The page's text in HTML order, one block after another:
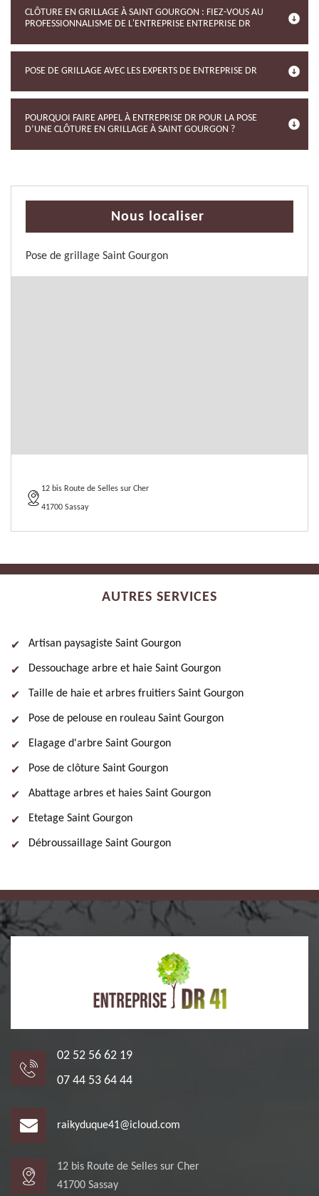
CLÔTURE EN GRILLAGE À SAINT GOURGON : FIEZ-VOUS AU
PROFESSIONNALISME DE L'ENTREPRISE ENTREPRISE DR
POSE DE GRILLAGE AVEC LES EXPERTS DE ENTREPRISE DR
POURQUOI FAIRE APPEL À ENTREPRISE DR POUR LA POSE
D’UNE CLÔTURE EN GRILLAGE À SAINT GOURGON ?
Nous localiser
Pose de grillage Saint Gourgon
12 bis Route de Selles sur Cher
41700 Sassay
AUTRES SERVICES
Artisan paysagiste Saint Gourgon
Dessouchage arbre et haie Saint Gourgon
Taille de haie et arbres fruitiers Saint Gourgon
Pose de pelouse en rouleau Saint Gourgon
Elagage d'arbre Saint Gourgon
Pose de clôture Saint Gourgon
Abattage arbres et haies Saint Gourgon
Etetage Saint Gourgon
Débroussaillage Saint Gourgon
02 52 56 62 19
07 44 53 64 44
raikyduque41@icloud.com
12 bis Route de Selles sur Cher
41700 Sassay